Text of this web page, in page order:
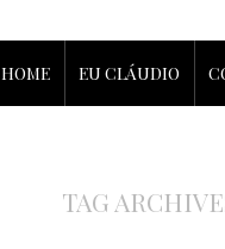
HOME EU CLÁUDIO
TAG